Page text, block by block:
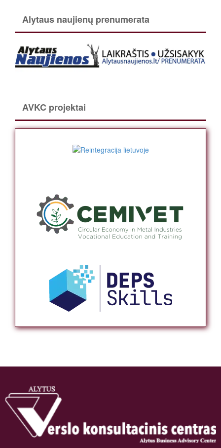
Alytaus naujienų prenumerata
AVKC projektai